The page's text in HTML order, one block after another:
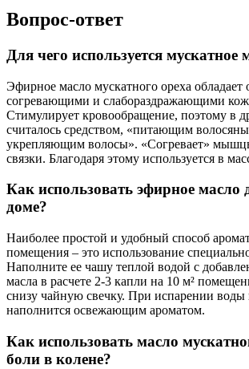
Вопрос-ответ
Для чего используется мускатное
Эфирное масло мускатного ореха
согревающими и слабораздражающими
Стимулирует кровообращение, поэтому в
считалось средством, «питающим
укрепляющим волосы». «Согревает»
связки. Благодаря этому используется в
Как использовать эфирное масло
доме?
Наиболее простой и удобный способ
помещения – это использование
Наполните ее чашу теплой водой с
масла в расчете 2-3 капли на 10 м²
снизу чайную свечку. При испарении воды
наполнится освежающим ароматом.
Как использовать масло
боли в колене?